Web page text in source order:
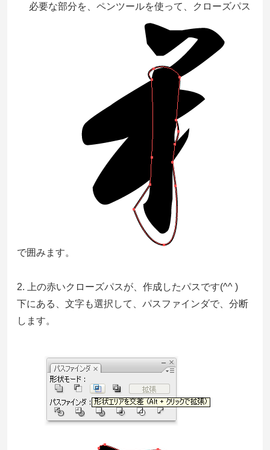
必要な部分を、ペンツールを使って、クローズパス
で囲みます。
2. 上の赤いクローズパスが、作成したパスです(^^ )
下にある、文字も選択して、パスファインダで、分断
します。